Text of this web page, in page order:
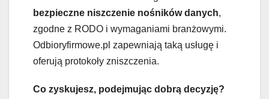
bezpieczne niszczenie nośników danych,
zgodne z RODO i wymaganiami branżowymi.
Odbioryfirmowe.pl zapewniają taką usługę i
oferują protokoły zniszczenia.
Co zyskujesz, podejmując dobrą decyzję?